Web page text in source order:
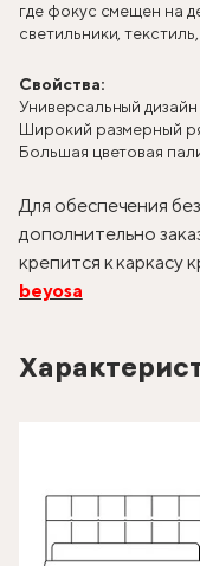
где фокус смещен на
светильники,
Свойства:
Универсальный дизайн
Широкий размерный
Большая цветовая
Для обеспечения
дополнительно
крепится к каркасу
beyosa